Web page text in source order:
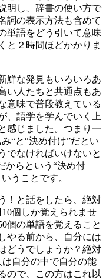
明し、辞書の使い方で
詞の表示方法も含めて
単語をどう引いて意味
と２時間ほどかかりま
鮮な発見もいろいろあ
い人たちと共通点もあ
意味で普段教えている
、語学を学んでいく上
感じました。つまり一
“と“決め付け”だとい
でなければいけないと
からという“決め付
うことです。
！と話をしたら、絶対
個しか覚えられませ
個の単語を覚えること
やる前から、自分には
どうでしょうか？絶対
自分の中で自分の能
ので、この方はこれ以